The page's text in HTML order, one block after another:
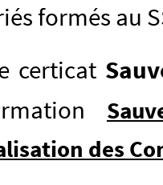
formés au
certicat
des